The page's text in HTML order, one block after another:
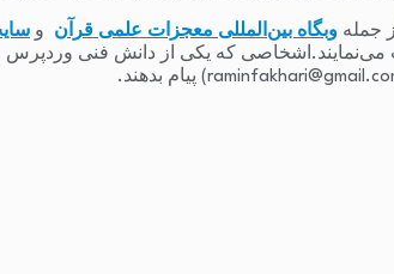
جمله وبگاه بین‌المللی معجزات علمی قرآن و
که یکی از دانش فنی وردپرس و